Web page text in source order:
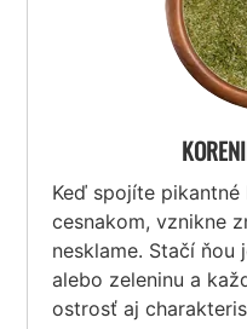
Keď spojíte
cesnakom, vznikne
nesklame. Stačí ňou
alebo zeleninu a
ostrosť aj